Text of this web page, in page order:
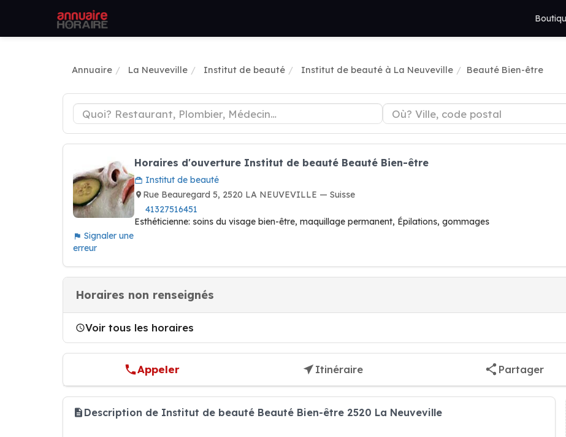
Annuaire La Neuveville Institut de beauté Institut de beauté à La Neuveville Beauté Bien-être
Signaler une
erreur
Horaires d'ouverture Institut de beauté Beauté Bien-être
Institut de beauté
Rue Beauregard 5, 2520 LA NEUVEVILLE — Suisse
41327516451
Esthéticienne: soins du visage bien-être, maquillage permanent, Épilations, gommages
Horaires non renseignés
Voir tous les horaires
Appeler Itinéraire Partager
Description de Institut de beauté Beauté Bien-être 2520 La Neuveville